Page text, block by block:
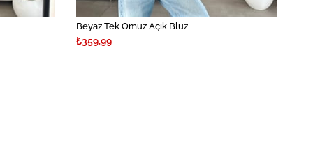
Beyaz Tek Omuz Açık Bluz
₺359,99